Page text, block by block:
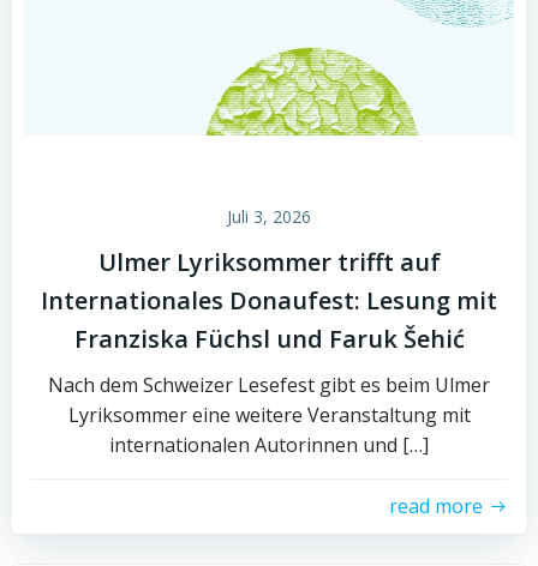
Juli 3, 2026
Ulmer Lyriksommer trifft auf
Internationales Donaufest: Lesung mit
Franziska Füchsl und Faruk Šehić
Nach dem Schweizer Lesefest gibt es beim Ulmer
Lyriksommer eine weitere Veranstaltung mit
internationalen Autorinnen und […]
read more